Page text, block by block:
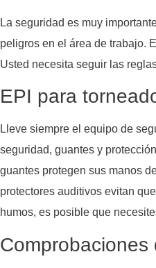
La seguridad es muy
peligros en el área de trabajo.
Usted necesita seguir las
EPI para
Lleve siempre el equipo de
seguridad, guantes y
guantes protegen sus manos
protectores auditivos evitan
humos, es posible que